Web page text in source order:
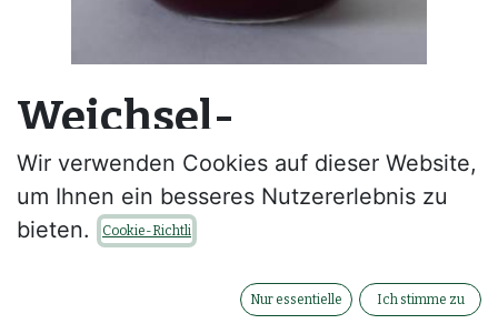
Weichsel-
Fruchtaufstrich
Weichsel-Fruchtaufstrich 200g
Zutaten: Weichsel, Zucker, Geliermittel:
Pektin, Säuerungsmittel: Zitronensäure,
Konservierungsstoff: Sorbinsäure
Wir verwenden Cookies auf dieser Website,
um Ihnen ein besseres Nutzererlebnis zu
bieten.
Cookie-Richtli
Nur essentielle Ich stimme zu